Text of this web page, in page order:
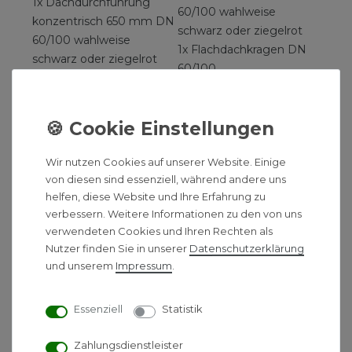
konzentrisch 650 mm DN
60/100 wahlweise
schwarz oder ziegelrot
konzentrisch DN 60/100
60/100 wahlweise
schwarz oder ziegelrot
1x Flachdachkragen DN
60/100
1x Verbindungsrohr
kürzbar, konzentrisch 500
mm
DN 60/100
Lieferumfang 1,5 m
konzentrisch 650 mm DN
Lieferumfang 2 m
Paket:
1x Dachdurchführung
schwarz oder ziegelrot
Wir nutzen Cookies auf unserer Website. Einige
von diesen sind essenziell, während andere uns
helfen, diese Website und Ihre Erfahrung zu
verbessern. Weitere Informationen zu den von uns
verwendeten Cookies und Ihren Rechten als
Nutzer finden Sie in unserer Daten­schutz­erklärung
und unserem Impressum
Essenziell Statistik
Zahlungsdienstleister